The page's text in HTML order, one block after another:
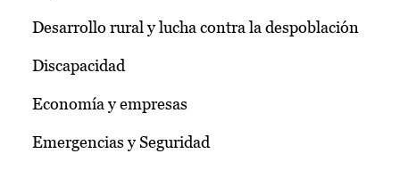
Desarrollo rural y lucha contra la despoblación
Discapacidad
Economía y empresas
Emergencias y Seguridad